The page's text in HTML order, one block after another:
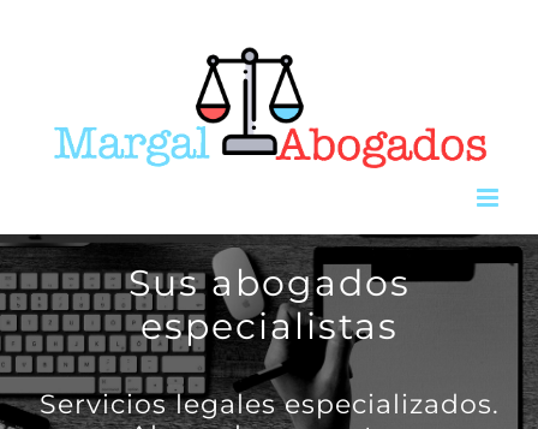
Sus abogados
especialistas
Servicios legales especializados.